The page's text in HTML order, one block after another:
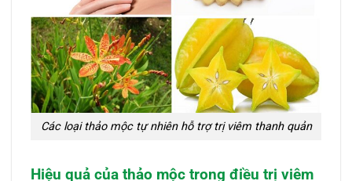
Các loại thảo mộc tự nhiên hỗ trợ trị viêm thanh quản
Hiệu quả của thảo mộc trong điều trị viêm